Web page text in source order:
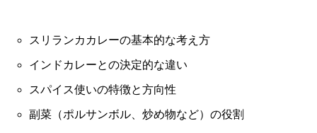
スリランカカレーの基本的な考え方
インドカレーとの決定的な違い
スパイス使いの特徴と方向性
副菜（ポルサンボル、炒め物など）の役割